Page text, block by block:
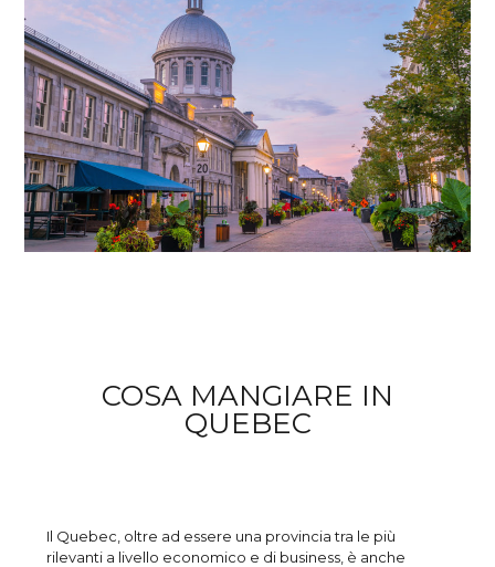
COSA MANGIARE IN
QUEBEC
Il Quebec, oltre ad essere una provincia tra le più
rilevanti a livello economico e di business, è anche